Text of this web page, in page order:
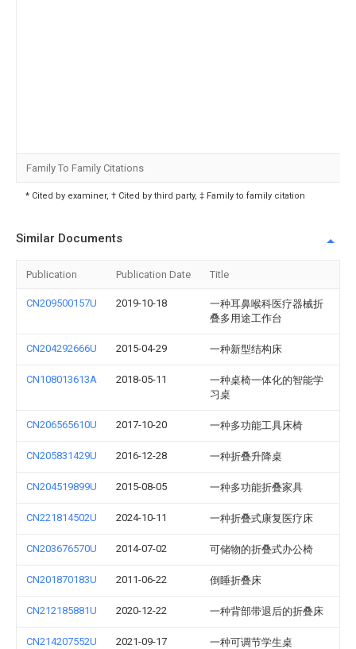
Family To Family Citations
* Cited by examiner, † Cited by third party, ‡ Family to family citation
Similar Documents
Publication Publication Date Title
CN209500157U 2019-10-18
一种耳鼻喉科医疗器械折
叠多用途工作台
CN204292666U 2015-04-29 一种新型结构床
CN108013613A 2018-05-11
一种桌椅一体化的智能学
习桌
CN206565610U 2017-10-20 一种多功能工具床椅
CN205831429U 2016-12-28 一种折叠升降桌
CN204519899U 2015-08-05 一种多功能折叠家具
CN221814502U 2024-10-11 一种折叠式康复医疗床
CN203676570U 2014-07-02 可储物的折叠式办公椅
CN201870183U 2011-06-22 倒睡折叠床
CN212185881U 2020-12-22 一种背部带退后的折叠床
CN214207552U 2021-09-17 一种可调节学生桌